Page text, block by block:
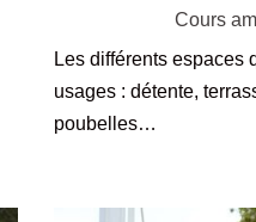
Cours
Les différents espaces
usages : détente,
poubelles…